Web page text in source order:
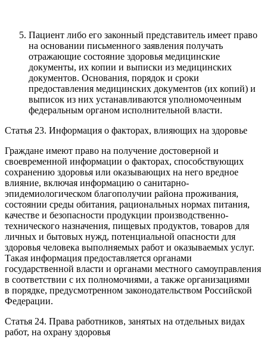
Пациент либо его законный представитель имеет право
на основании письменного заявления получать
отражающие состояние здоровья медицинские
документы, их копии и выписки из медицинских
документов. Основания, порядок и сроки
предоставления медицинских документов (их копий) и
выписок из них устанавливаются уполномоченным
федеральным органом исполнительной власти.
Статья 23. Информация о факторах, влияющих на здоровье
Граждане имеют право на получение достоверной и
своевременной информации о факторах, способствующих
сохранению здоровья или оказывающих на него вредное
влияние, включая информацию о санитарно-
эпидемиологическом благополучии района проживания,
состоянии среды обитания, рациональных нормах питания,
качестве и безопасности продукции производственно-
технического назначения, пищевых продуктов, товаров для
личных и бытовых нужд, потенциальной опасности для
здоровья человека выполняемых работ и оказываемых услуг.
Такая информация предоставляется органами
государственной власти и органами местного самоуправления
в соответствии с их полномочиями, а также организациями
в порядке, предусмотренном законодательством Российской
Федерации.
Статья 24. Права работников, занятых на отдельных видах
работ, на охрану здоровья